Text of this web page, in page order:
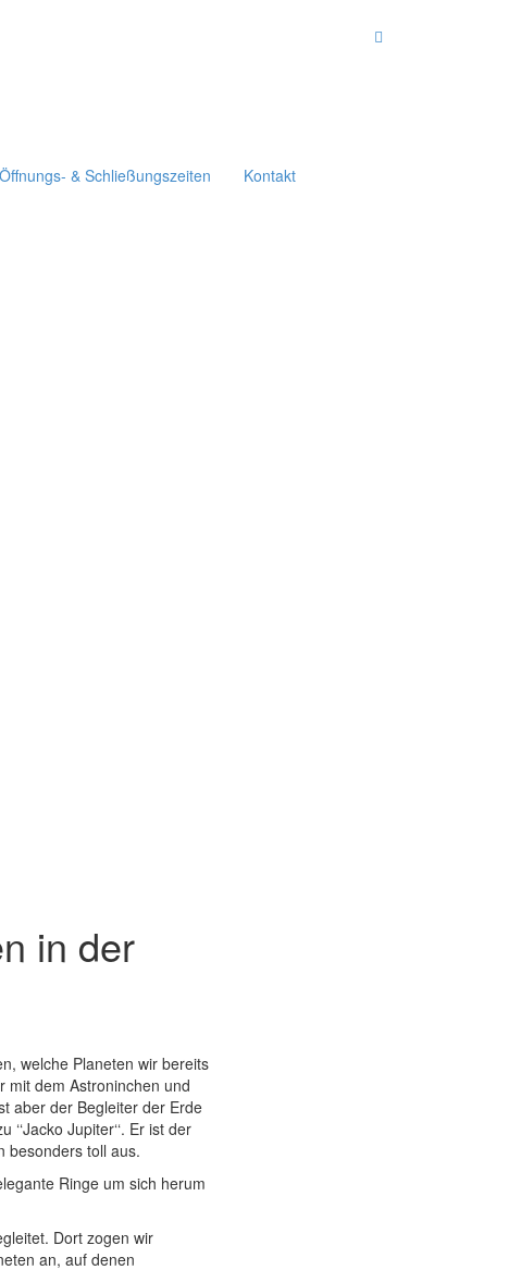
Öffnungs- & Schließungszeiten Kontakt
in der
welche Planeten wir bereits
mit dem Astroninchen und
aber der Begleiter der Erde
Jupiter‘‘. Er ist der
besonders toll aus.
Ringe um sich herum
Dort zogen wir
an, auf denen